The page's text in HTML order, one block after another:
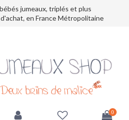
jumeaux, triplés et plus
en France Métropolitaine
0